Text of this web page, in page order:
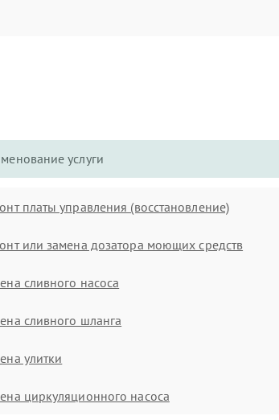
услуги
платы управления (восстановление)
или замена дозатора моющих средств
сливного насоса
сливного шланга
улитки
циркуляционного насоса